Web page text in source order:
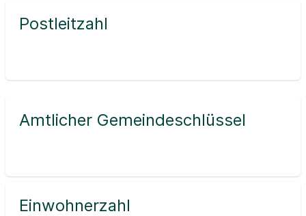
Postleitzahl
Amtlicher Gemeindeschlüssel
Einwohnerzahl